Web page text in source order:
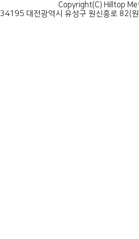
Copyright(C) Hilltop
34195 대전광역시 유성구 원신흥로